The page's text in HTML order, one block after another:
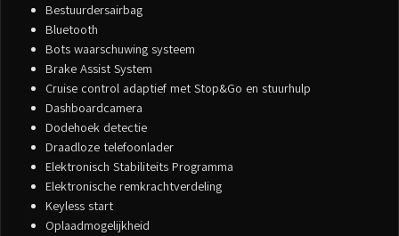
Bestuurdersairbag
Bluetooth
Bots waarschuwing systeem
Brake Assist System
Cruise control adaptief met Stop&Go en stuurhulp
Dashboardcamera
Dodehoek detectie
Draadloze telefoonlader
Elektronisch Stabiliteits Programma
Elektronische remkrachtverdeling
Keyless start
Oplaadmogelijkheid